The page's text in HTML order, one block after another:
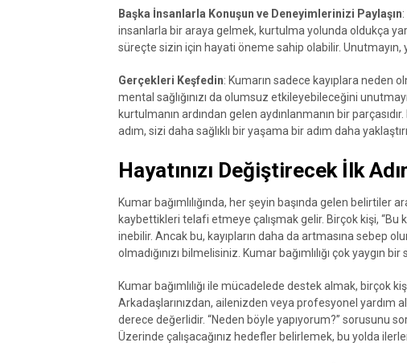
Başka İnsanlarla Konuşun ve Deneyimlerinizi Paylaşın
insanlarla bir araya gelmek, kurtulma yolunda oldukça
süreçte sizin için hayati öneme sahip olabilir. Unutmayın,
Gerçekleri Keşfedin: Kumarın sadece kayıplara neden
mental sağlığınızı da olumsuz etkileyebileceğini
kurtulmanın ardından gelen aydınlanmanın bir
adım, sizi daha sağlıklı bir yaşama bir adım daha
Hayatınızı Değiştirecek İlk
Kumar bağımlılığında, her şeyin başında gelen belirtiler
kaybettikleri telafi etmeye çalışmak gelir. Birçok kişi,
inebilir. Ancak bu, kayıpların daha da artmasına sebep
olmadığınızı bilmelisiniz. Kumar bağımlılığı çok yaygın
Kumar bağımlılığı ile mücadelede destek almak, birçok
Arkadaşlarınızdan, ailenizden veya profesyonel yardım
derece değerlidir. “Neden böyle yapıyorum?” sorusunu
Üzerinde çalışacağınız hedefler belirlemek, bu yolda